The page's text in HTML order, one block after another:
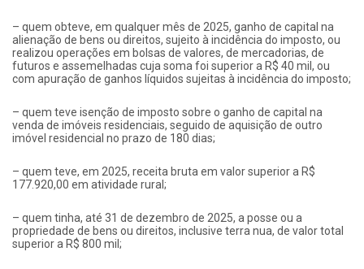
– quem obteve, em qualquer mês de 2025, ganho de capital na
alienação de bens ou direitos, sujeito à incidência do imposto, ou
realizou operações em bolsas de valores, de mercadorias, de
futuros e assemelhadas cuja soma foi superior a R$ 40 mil, ou
com apuração de ganhos líquidos sujeitas à incidência do imposto;
– quem teve isenção de imposto sobre o ganho de capital na
venda de imóveis residenciais, seguido de aquisição de outro
imóvel residencial no prazo de 180 dias;
– quem teve, em 2025, receita bruta em valor superior a R$
177.920,00 em atividade rural;
– quem tinha, até 31 de dezembro de 2025, a posse ou a
propriedade de bens ou direitos, inclusive terra nua, de valor total
superior a R$ 800 mil;